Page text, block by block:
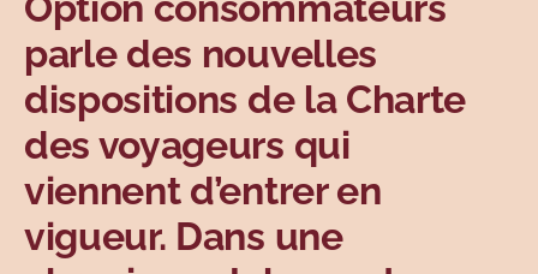
parle des nouvelles
dispositions de la Charte
des voyageurs qui
viennent d’entrer en
vigueur. Dans une